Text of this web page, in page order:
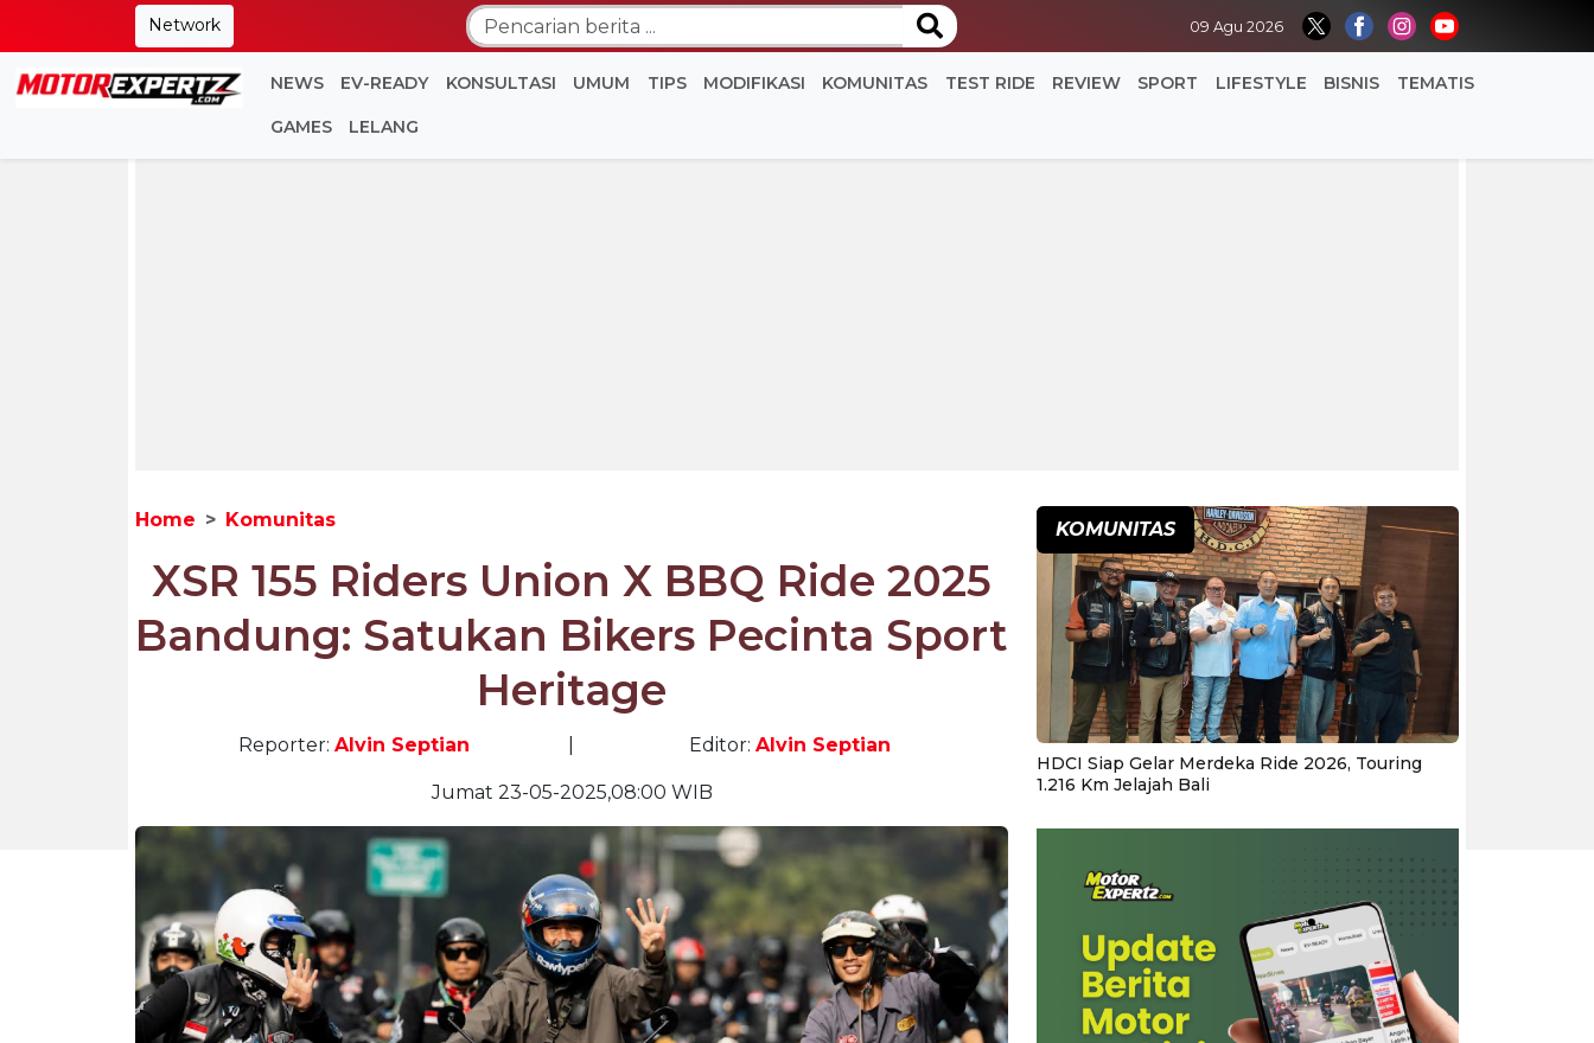
Network 09 Agu 2026
NEWS EV-READY KONSULTASI UMUM TIPS MODIFIKASI KOMUNITAS TEST RIDE REVIEW SPORT LIFESTYLE BISNIS TEMATIS
GAMES LELANG
Home Komunitas
XSR 155 Riders Union X BBQ Ride 2025
Bandung: Satukan Bikers Pecinta Sport
Heritage
Reporter: Alvin Septian Editor: Alvin Septian
Jumat 23-05-2025,08:00 WIB
KOMUNITAS
HDCI Siap Gelar Merdeka Ride 2026, Touring
1.216 Km Jelajah Bali